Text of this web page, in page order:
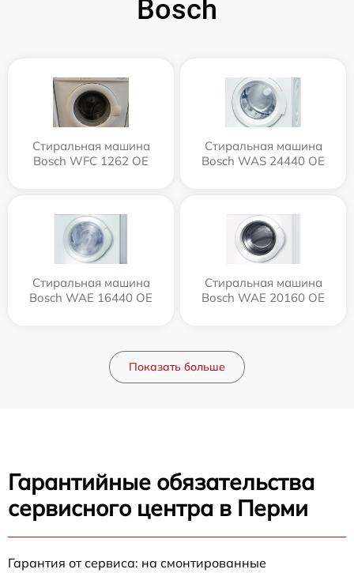
Bosch
Стиральная машина
Bosch WFC 1262 OE
Стиральная машина
Bosch WAS 24440 OE
Стиральная машина
Bosch WAE 16440 OE
Стиральная машина
Bosch WAE 20160 OE
Показать больше
Гарантийные обязательства
сервисного центра в Перми
Гарантия от сервиса: на смонтированные